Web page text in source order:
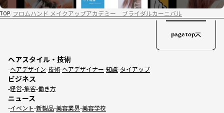
TOP フロムハンド メイクアップアカデミー ブライダルカーニバル
ヘアスタイル・技術
ヘアデザイン 技術 ヘアデザイナー 知識 タイアップ
ビジネス
経営 集客 働き方
ニュース
イベント 新製品 美容業界 美容学校
page top